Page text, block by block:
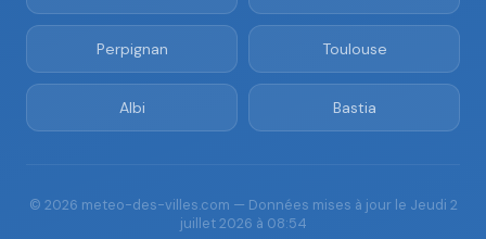
Perpignan Toulouse
Albi Bastia
© 2026 meteo-des-villes.com — Données mises à jour le Jeudi 2
juillet 2026 à 08:54